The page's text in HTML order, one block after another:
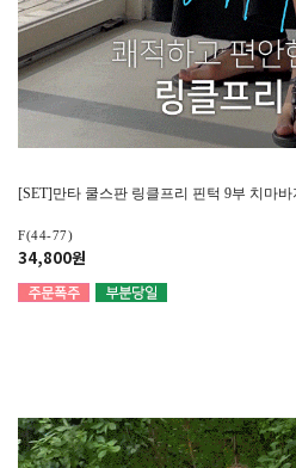
[SET]만타 쿨스판 링클프리 핀턱 9부 치마바
F(44-77)
34,800원